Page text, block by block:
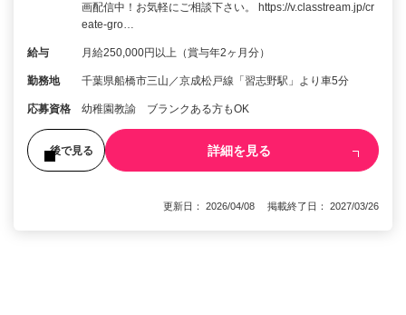
画配信中！お気軽にご相談下さい。 https://v.classtream.jp/cr
eate-gro…
給与 月給250,000円以上（賞与年2ヶ月分）
勤務地 千葉県船橋市三山／京成松戸線「習志野駅」より車5分
応募資格 幼稚園教諭 ブランクある方もOK
後で見る 詳細を見る
更新日： 2026/04/08 掲載終了日： 2027/03/26